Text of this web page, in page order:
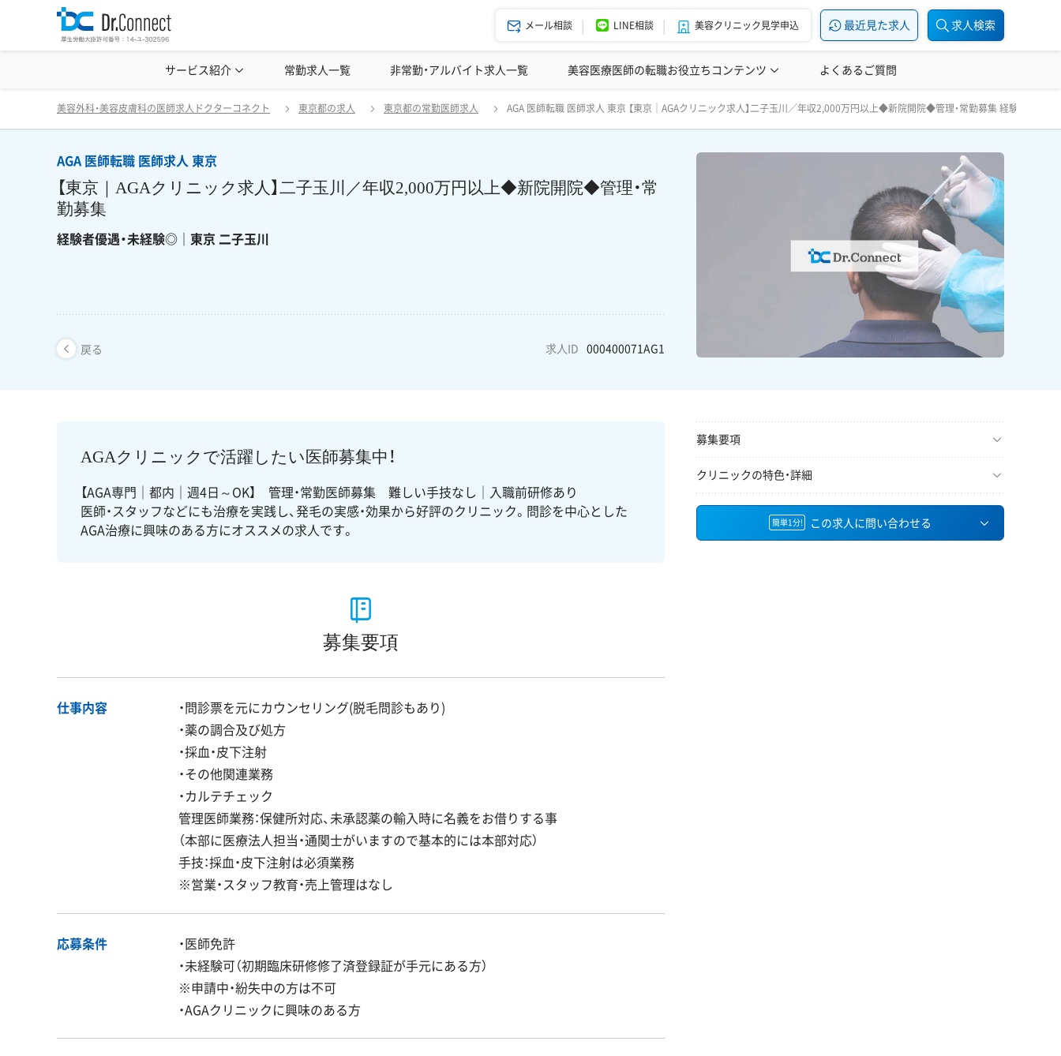
メール相談 LINE相談 美容クリニック見学申込 最近見た求人 求人検索
サービス紹介 ドクターコネクトの強み エージェント紹介
常勤求人一覧 非常勤・アルバイト求人一覧 美容医療医師の転職お役立ちコンテンツ
美容クリニック見学・研修情報 美容外科・美容皮膚科の医師転職体験談 美容クリニックインタビュー 美容医療の転職お役立ち記事 美容医療辞典
よくあるご質問
美容外科・美容皮膚科の医師求人ドクターコネクト 東京都の求人 東京都の常勤医師求人 AGA 医師転職 医師求人 東京 【東京｜AGAクリニック求人】二子玉川／年収2,000万円以上◆新院開院◆管理・常勤募集 経験者優遇
AGA 医師転職 医師求人 東京
【東京｜AGAクリニック求人】二子玉川／年収2,000万円以上◆新院開院◆管理・常
勤募集
経験者優遇・未経験◎｜東京 二子玉川
戻る 求人ID 000400071AG1
戻る AGA 医師転職 医師求人 東京 【東京｜AGAクリニック求人】二子玉川／年収2,000万円以上◆新院開院◆管理・常勤募集 経験者優遇・未経験◎｜東京 二子玉川
AGAクリニックで活躍したい医師募集中！
【AGA専門｜都内｜週4日～OK】 管理・常勤医師募集 難しい手技なし｜入職前研修あり
医師・スタッフなどにも治療を実践し、発毛の実感・効果から好評のクリニック。問診を中心とした
AGA治療に興味のある方にオススメの求人です。
募集要項
仕事内容
・問診票を元にカウンセリング(脱毛問診もあり)
・薬の調合及び処方
・採血・皮下注射
・その他関連業務
・カルテチェック
管理医師業務：保健所対応、未承認薬の輸入時に名義をお借りする事
（本部に医療法人担当・通関士がいますので基本的には本部対応）
手技：採血・皮下注射は必須業務
※営業・スタッフ教育・売上管理はなし
応募条件
・医師免許
・未経験可（初期臨床研修修了済登録証が手元にある方）
※申請中・紛失中の方は不可
・AGAクリニックに興味のある方
募集要項
クリニックの特色・詳細
簡単1分! この求人に問い合わせる